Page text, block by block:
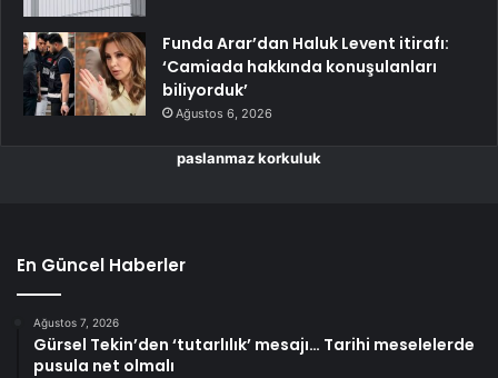
Funda Arar’dan Haluk Levent itirafı:
‘Camiada hakkında konuşulanları
biliyorduk’
Ağustos 6, 2026
paslanmaz korkuluk
En Güncel Haberler
Ağustos 7, 2026
Gürsel Tekin’den ‘tutarlılık’ mesajı… Tarihi meselelerde
pusula net olmalı